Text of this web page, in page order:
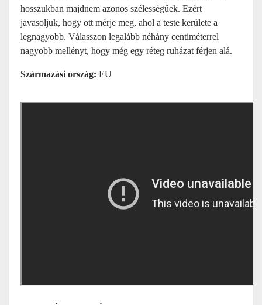
hosszukban majdnem azonos szélességűek. Ezért
javasoljuk, hogy ott mérje meg, ahol a teste kerülete a
legnagyobb. Válasszon legalább néhány centiméterrel
nagyobb mellényt, hogy még egy réteg ruházat férjen alá.
Származási ország: EU